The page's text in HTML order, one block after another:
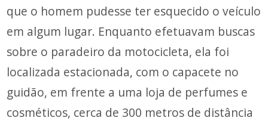
que o homem pudesse ter esquecido o veículo
em algum lugar. Enquanto efetuavam buscas
sobre o paradeiro da motocicleta, ela foi
localizada estacionada, com o capacete no
guidão, em frente a uma loja de perfumes e
cosméticos, cerca de 300 metros de distância